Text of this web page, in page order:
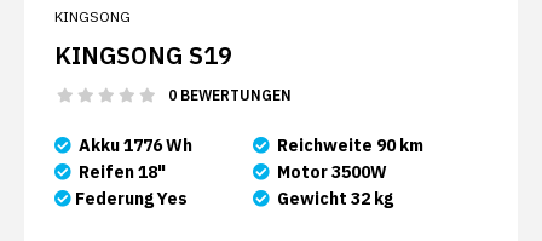
KINGSONG
KINGSONG S19
0 BEWERTUNGEN
Akku 1776 Wh
Reifen 18"
Federung Yes
Reichweite 90 km
Motor 3500W
Gewicht 32 kg